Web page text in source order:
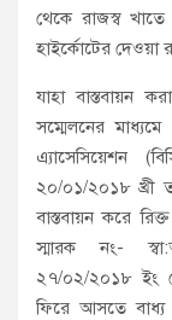
থেকে রাজস্ব খাতে
হাইর্কোটের দেওয়া
যাহা বাস্তবায়ন
সম্মেলনের
এ্যাসেসিয়েশন
২০/০১/২০১৮ খ্রী
বাস্তবায়ন করে
স্মারক নং-
২৭/০২/২০১৮ ইং
ফিরে আসতে